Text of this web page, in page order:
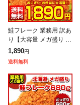
鮭フレーク 業務用 訳あ
り【大容量 メガ盛り 北
海道.鮭フレーク680
g.】【D08】 サケフレ
ケフレー
1,890円
送料無料